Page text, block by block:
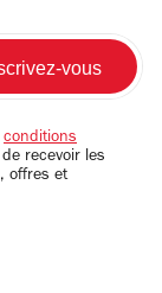
conditions
recevoir les
offres et